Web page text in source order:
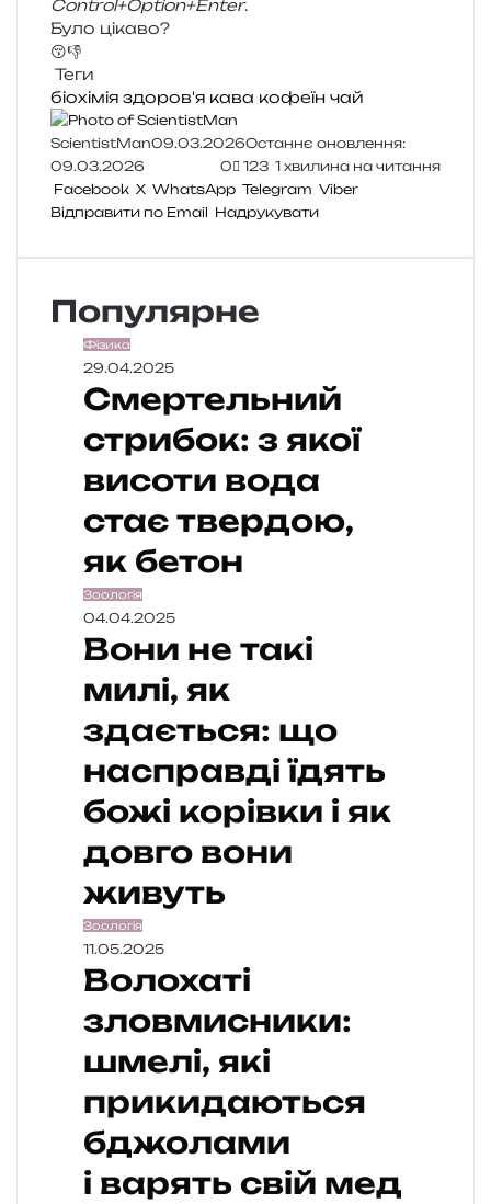
Control+Option+Enter.
Було цікаво?
😚👎
Теги
біохімія здоров'я кава кофеїн чай
ScientistMan09.03.2026Останнє оновлення:
09.03.2026
0 123 1 хвилина на читання
Facebook X WhatsApp Telegram Viber
Відправити по Email Надрукувати
Популярне
Фізика
29.04.2025
Смертельний
стрибок: з якої
висоти вода
стає твердою,
як бетон
Зоологія
04.04.2025
Вони не такі
милі, як
здається: що
насправді їдять
божі корівки і як
довго вони
живуть
Зоологія
11.05.2025
Волохаті
зловмисники:
шмелі, які
прикидаються
бджолами
і варять свій мед